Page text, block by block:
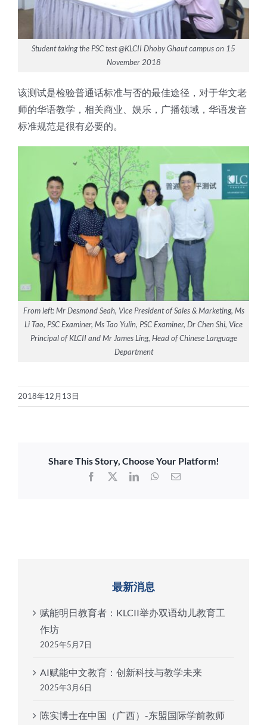
Student taking the PSC test @KLCII Dhoby Ghaut campus on 15
November 2018
该测试是检验普通话标准与否的最佳途径，对于华文老
师的华语教学，相关商业、娱乐，广播领域，华语发音
标准规范是很有必要的。
From left: Mr Desmond Seah, Vice President of Sales & Marketing, Ms
Li Tao, PSC Examiner, Ms Tao Yulin, PSC Examiner, Dr Chen Shi, Vice
Principal of KLCII and Mr James Ling, Head of Chinese Language
Department
2018年12月13日
Share This Story, Choose Your Platform!
Facebook LinkedInWhatsApp
电
最新消息
赋能明日教育者：KLCII举办双语幼儿教育工
作坊
2025年5月7日
AI赋能中文教育：创新科技与教学未来
2025年3月6日
陈实博士在中国（广西）-东盟国际学前教师